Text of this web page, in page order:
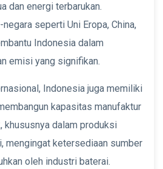
dan energi terbarukan.
negara seperti Uni Eropa, China,
Indonesia dalam
emisi yang signifikan.
Indonesia juga memiliki
kapasitas manufaktur
khususnya dalam produksi
mengingat ketersediaan sumber
oleh industri baterai.